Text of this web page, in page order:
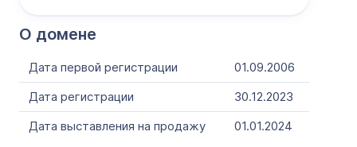
О домене
Дата первой регистрации
01.09.2006
Дата регистрации
30.12.2023
Дата выставления на продажу
01.01.2024